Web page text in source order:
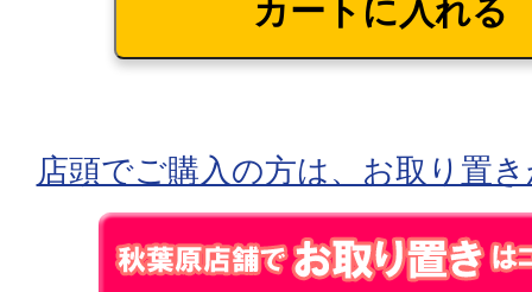
店頭でご購入の方は、お取り置